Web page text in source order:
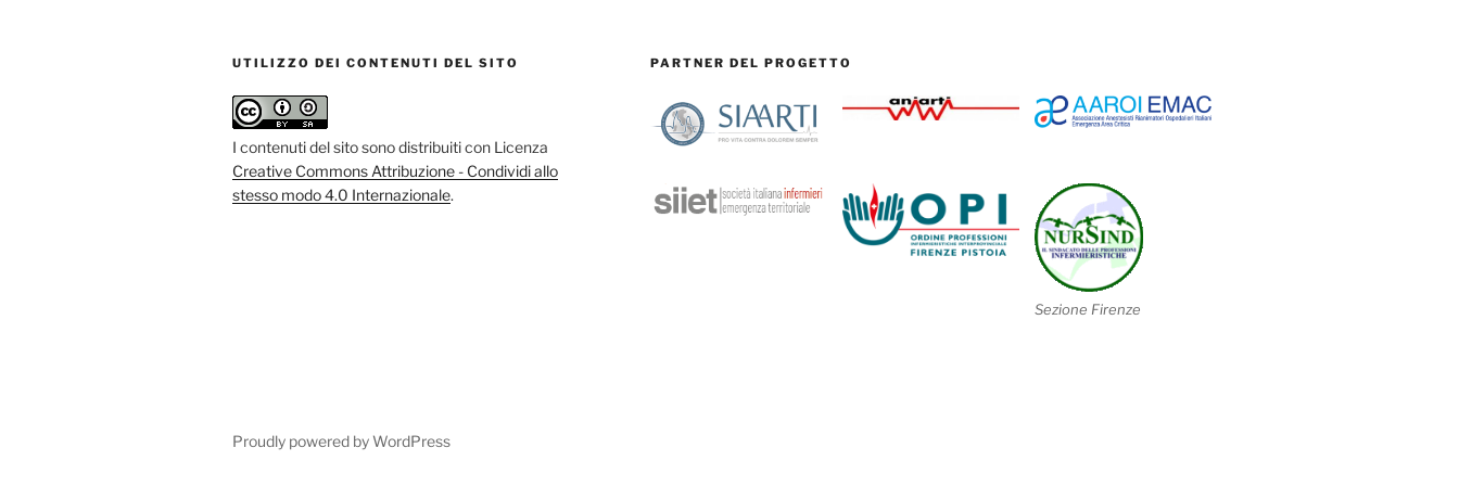
UTILIZZO DEI CONTENUTI DEL SITO
I contenuti del sito sono distribuiti con Licenza
Creative Commons Attribuzione - Condividi allo
stesso modo 4.0 Internazionale.
PARTNER DEL PROGETTO
Sezione Firenze
Proudly powered by WordPress